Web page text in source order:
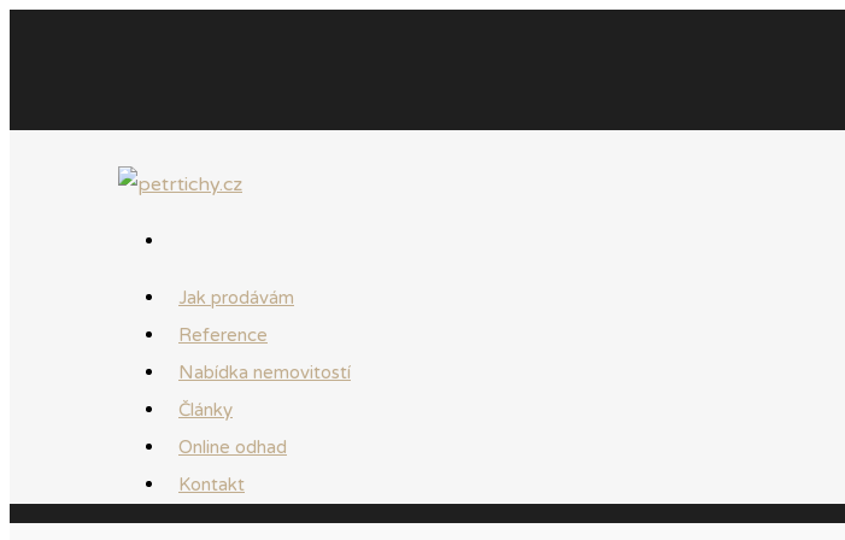
Jak prodávám
Reference
Nabídka nemovitostí
Články
Online odhad
Kontakt